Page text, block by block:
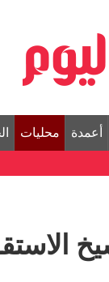
أعمدة محليات